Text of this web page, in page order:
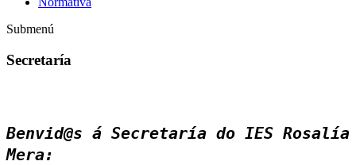
Submenú
Secretaría
Benvid@s á Secretaría do IES Rosalía
Mera: